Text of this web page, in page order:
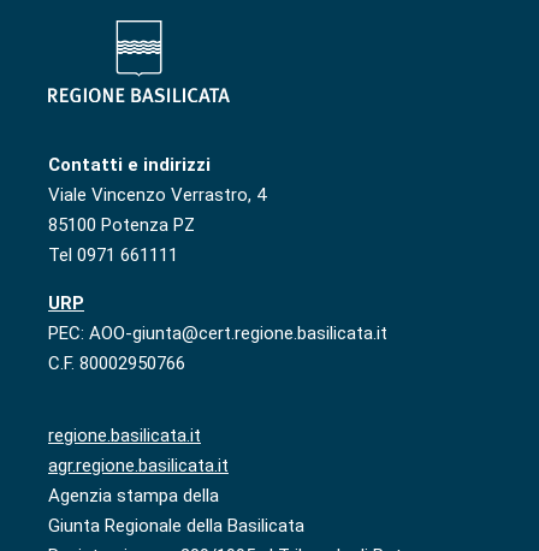
Contatti e indirizzi
Viale Vincenzo Verrastro, 4
85100 Potenza PZ
Tel 0971 661111
URP
PEC: AOO-giunta@cert.regione.basilicata.it
C.F. 80002950766
regione.basilicata.it
agr.regione.basilicata.it
Agenzia stampa della
Giunta Regionale della Basilicata